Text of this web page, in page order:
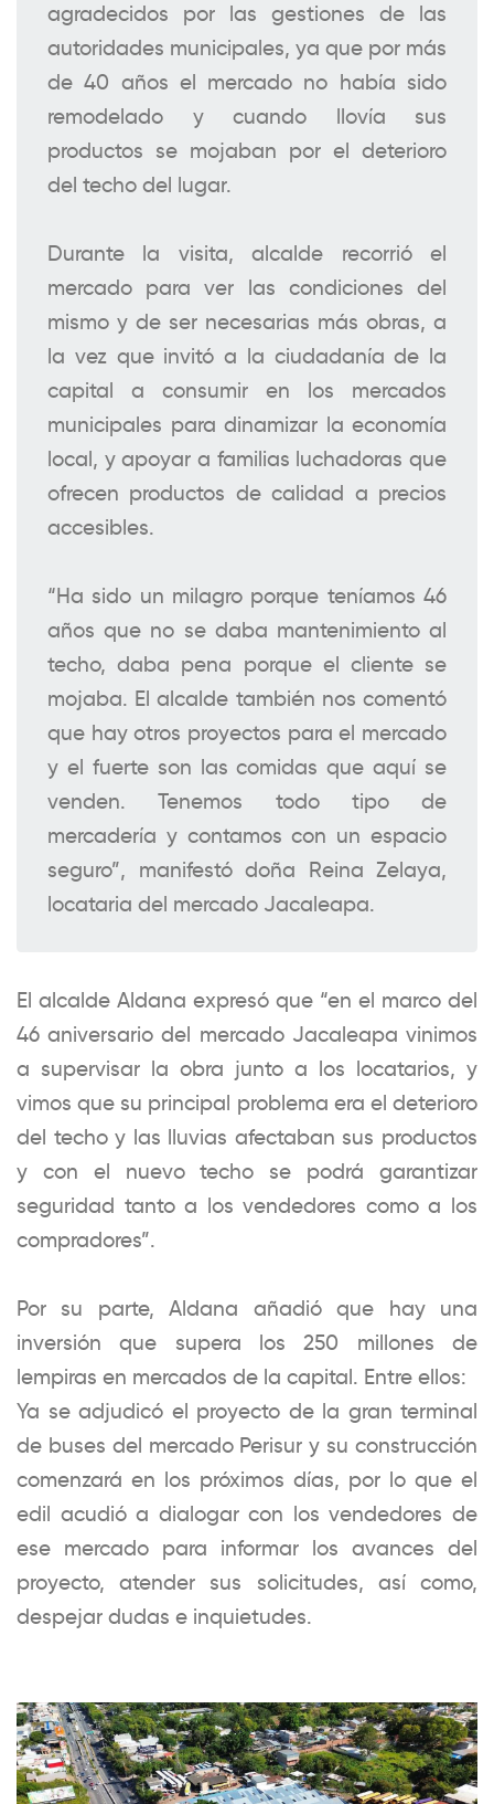
agradecidos por las gestiones de las
autoridades municipales, ya que por más
de 40 años el mercado no había sido
remodelado y cuando llovía sus
productos se mojaban por el deterioro
del techo del lugar.
Durante la visita, alcalde recorrió el
mercado para ver las condiciones del
mismo y de ser necesarias más obras, a
la vez que invitó a la ciudadanía de la
capital a consumir en los mercados
municipales para dinamizar la economía
local, y apoyar a familias luchadoras que
ofrecen productos de calidad a precios
accesibles.
“Ha sido un milagro porque teníamos 46
años que no se daba mantenimiento al
techo, daba pena porque el cliente se
mojaba. El alcalde también nos comentó
que hay otros proyectos para el mercado
y el fuerte son las comidas que aquí se
venden. Tenemos todo tipo de
mercadería y contamos con un espacio
seguro”, manifestó doña Reina Zelaya,
locataria del mercado Jacaleapa.
El alcalde Aldana expresó que “en el marco del
46 aniversario del mercado Jacaleapa vinimos
a supervisar la obra junto a los locatarios, y
vimos que su principal problema era el deterioro
del techo y las lluvias afectaban sus productos
y con el nuevo techo se podrá garantizar
seguridad tanto a los vendedores como a los
compradores”.
Por su parte, Aldana añadió que hay una
inversión que supera los 250 millones de
lempiras en mercados de la capital. Entre ellos:
Ya se adjudicó el proyecto de la gran terminal
de buses del mercado Perisur y su construcción
comenzará en los próximos días, por lo que el
edil acudió a dialogar con los vendedores de
ese mercado para informar los avances del
proyecto, atender sus solicitudes, así como,
despejar dudas e inquietudes.